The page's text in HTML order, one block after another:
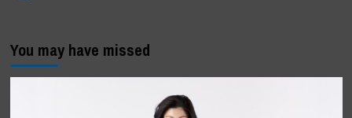
You may have missed